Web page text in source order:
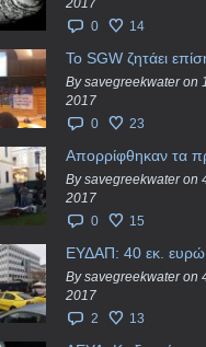
2017
0
14
By savegreekwater on
2017
0
23
By savegreekwater on
2017
0
15
By savegreekwater on
2017
2
13